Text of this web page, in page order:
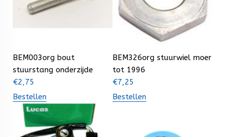
BEM003org bout
stuurstang onderzijde
€2,75
Bestellen
BEM326org stuurwiel moer
tot 1996
€7,25
Bestellen